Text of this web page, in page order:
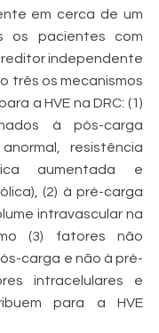
em cerca de um
os pacientes com
independente
três os mecanismos
a HVE na DRC: (1)
à pós-carga
resistência
aumentada e
(2) à pré-carga
intravascular na
(3) fatores não
carga e não à pré-
intracelulares e
para a HVE